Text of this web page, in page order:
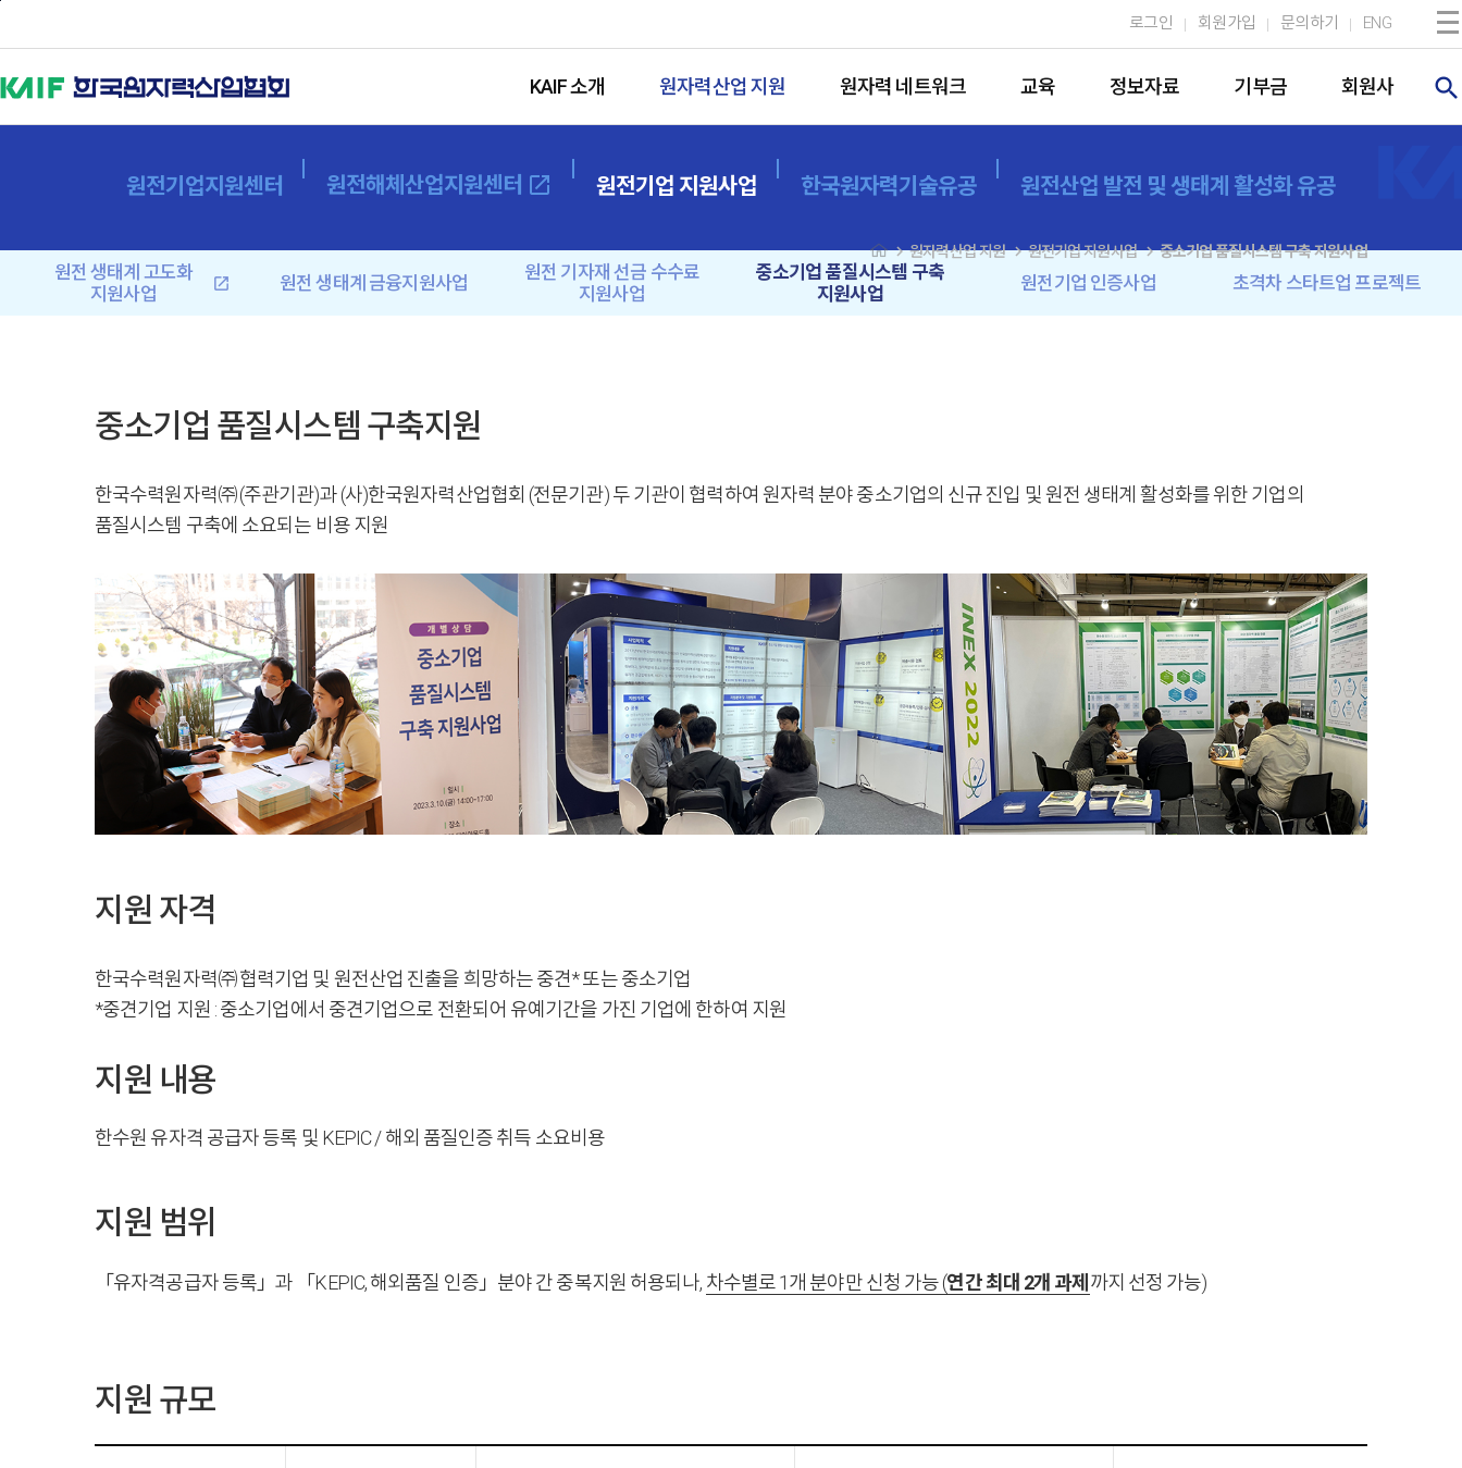
로그인 회원가입 문의하기 ENG
KAIF 소개 원자력산업 지원 원자력 네트워크 교육 정보자료 기부금 회원사 search
원전기업지원센터 원전해체산업지원센터 open_in_new 원전기업 지원사업 한국원자력기술유공 원전산업 발전 및 생태계 활성화 유공
원전 생태계 고도화
지원사업
open_in_new 원전 생태계 금융지원사업
원전 기자재 선금 수수료
지원사업
중소기업 품질시스템 구축
지원사업
원전기업 인증사업 초격차 스타트업 프로젝트
navigate_next원자력산업 지원navigate_next원전기업 지원사업navigate_next중소기업 품질시스템 구축 지원사업
중소기업 품질시스템 구축지원
한국수력원자력㈜ (주관기관)과 (사)한국원자력산업협회 (전문기관) 두 기관이 협력하여 원자력 분야 중소기업의 신규 진입 및 원전 생태계 활성화를 위한 기업의
품질시스템 구축에 소요되는 비용 지원
지원 자격
한국수력원자력㈜ 협력기업 및 원전산업 진출을 희망하는 중견* 또는 중소기업
*중견기업 지원 : 중소기업에서 중견기업으로 전환되어 유예기간을 가진 기업에 한하여 지원
지원 내용
한수원 유자격 공급자 등록 및 KEPIC / 해외 품질인증 취득 소요비용
지원 범위
「유자격공급자 등록」과 「KEPIC, 해외품질 인증」분야 간 중복지원 허용되나, 차수별로 1개 분야만 신청 가능 (연간 최대 2개 과제 까지 선정 가능)
지원 규모